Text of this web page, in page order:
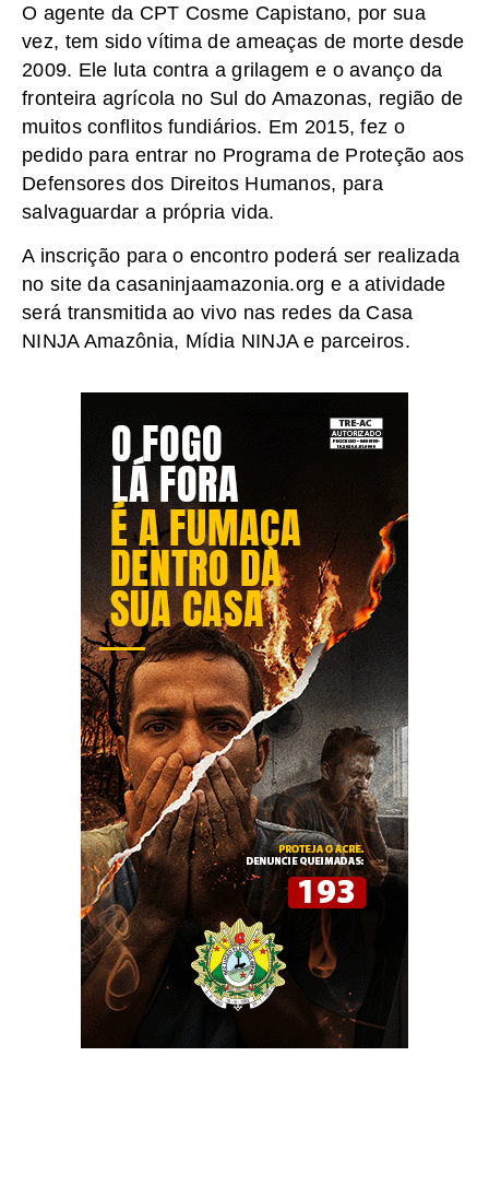
O agente da CPT Cosme Capistano, por sua
vez, tem sido vítima de ameaças de morte desde
2009. Ele luta contra a grilagem e o avanço da
fronteira agrícola no Sul do Amazonas, região de
muitos conflitos fundiários. Em 2015, fez o
pedido para entrar no Programa de Proteção aos
Defensores dos Direitos Humanos, para
salvaguardar a própria vida.
A inscrição para o encontro poderá ser realizada
no site da casaninjaamazonia.org e a atividade
será transmitida ao vivo nas redes da Casa
NINJA Amazônia, Mídia NINJA e parceiros.